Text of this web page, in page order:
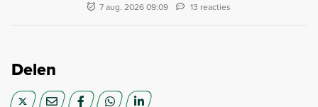
7 aug. 2026 09:09 13 reacties
Delen